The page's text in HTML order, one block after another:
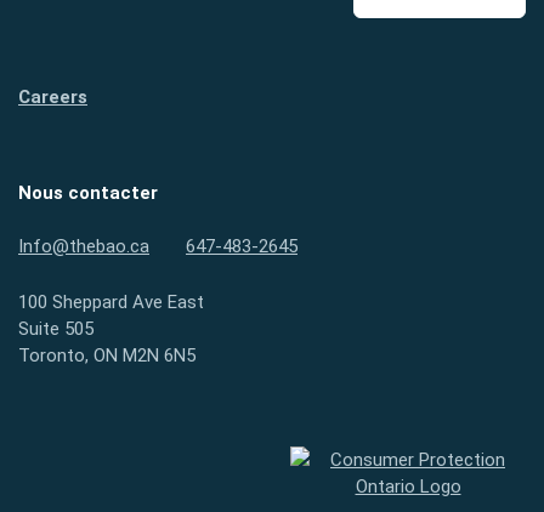
Careers
Nous contacter
Info@thebao.ca 647-483-2645
100 Sheppard Ave East
Suite 505
Toronto, ON M2N 6N5
Protection des